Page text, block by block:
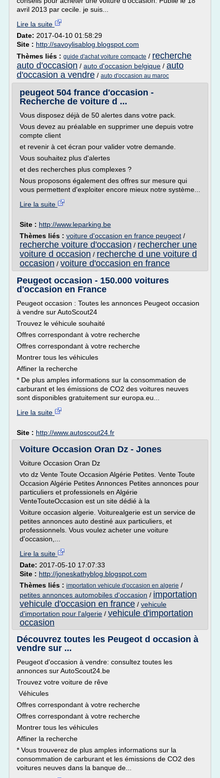
avril 2013 par cecile. je suis...
Lire la suite
Date: 2017-04-10 01:58:29
Site : http://savoylisablog.blogspot.com
Thèmes liés : guide d'achat voiture compacte / recherche
auto d'occasion / auto d'occasion belgique / auto
d'occasion a vendre / auto d'occasion au maroc
peugeot 504 france d'occasion -
Recherche de voiture d ...
Vous disposez déjà de 50 alertes dans votre pack.
Vous devez au préalable en supprimer une depuis votre
compte client
et revenir à cet écran pour valider votre demande.
Vous souhaitez plus d'alertes
et des recherches plus complexes ?
Nous proposons également des offres sur mesure qui
vous permettent d'exploiter encore mieux notre système...
Lire la suite
Site : http://www.leparking.be
Thèmes liés : voiture d'occasion en france peugeot /
recherche voiture d'occasion / rechercher une
voiture d occasion / recherche d une voiture d
occasion / voiture d'occasion en france
Peugeot occasion - 150.000 voitures
d'occasion en France
Peugeot occasion : Toutes les annonces Peugeot occasion
à vendre sur AutoScout24
Trouvez le véhicule souhaité
Offres correspondant à votre recherche
Offres correspondant à votre recherche
Montrer tous les véhicules
Affiner la recherche
* De plus amples informations sur la consommation de
carburant et les émissions de CO2 des voitures neuves
sont disponibles gratuitement sur europa.eu...
Lire la suite
Site : http://www.autoscout24.fr
Voiture Occasion Oran Dz - Jones
Voiture Occasion Oran Dz
vto dz Vente Toute Occasion Algérie Petites. Vente Toute
Occasion Algérie Petites Annonces Petites annonces pour
particuliers et professionels en Algérie
VenteTouteOccasion est un site dédié à la
Voiture occasion algerie. Voiturealgerie est un service de
petites annonces auto destiné aux particuliers, et
professionnels. Vous voulez acheter une voiture
d'occasion,...
Lire la suite
Date: 2017-05-10 17:07:33
Site : http://joneskathyblog.blogspot.com
Thèmes liés : importation vehicule d'occasion en algerie /
petites annonces automobiles d'occasion / importation
vehicule d'occasion en france / vehicule
d'importation pour l'algerie / vehicule d'importation
occasion
Découvrez toutes les Peugeot d occasion à
vendre sur ...
Peugeot d'occasion à vendre: consultez toutes les
annonces sur AutoScout24.be
Trouvez votre voiture de rêve
Véhicules
Offres correspondant à votre recherche
Offres correspondant à votre recherche
Montrer tous les véhicules
Affiner la recherche
* Vous trouverez de plus amples informations sur la
consommation de carburant et les émissions de CO2 des
voitures neuves dans la banque de...